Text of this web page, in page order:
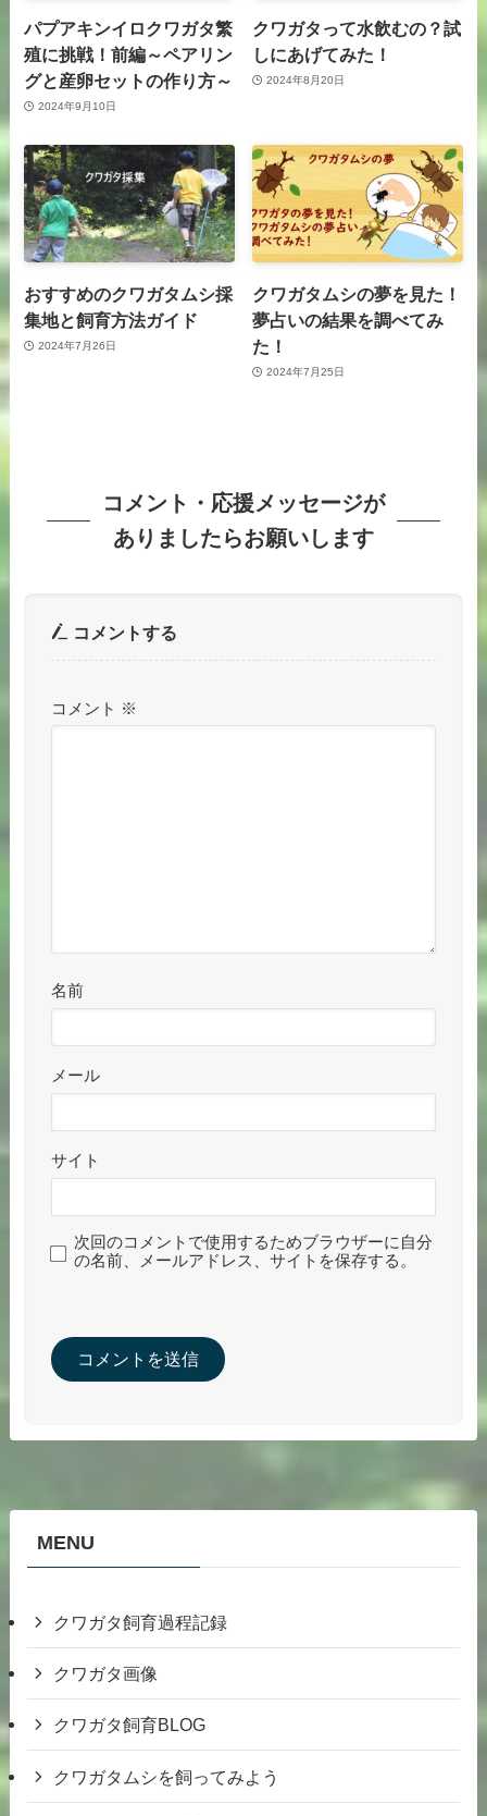
パプアキンイロクワガタ繁
殖に挑戦！前編～ペアリン
グと産卵セットの作り方～
2024年9月10日
クワガタって水飲むの？試
しにあげてみた！
2024年8月20日
おすすめのクワガタムシ採
集地と飼育方法ガイド
2024年7月26日
クワガタムシの夢を見た！
夢占いの結果を調べてみ
た！
2024年7月25日
コメント・応援メッセージが
ありましたらお願いします
コメントする
コメント ※
名前
メール
サイト
次回のコメントで使用するためブラウザーに自分
の名前、メールアドレス、サイトを保存する。
MENU
クワガタ飼育過程記録
クワガタ画像
クワガタ飼育BLOG
クワガタムシを飼ってみよう